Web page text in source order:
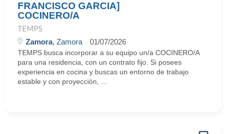
FRANCISCO GARCIA]
COCINERO/A
TEMPS
Zamora, Zamora 01/07/2026
TEMPS busca incorporar a su equipo un/a COCINERO/A
para una residencia, con un contrato fijo. Si posees
experiencia en cocina y buscas un entorno de trabajo
estable y con proyección, ...